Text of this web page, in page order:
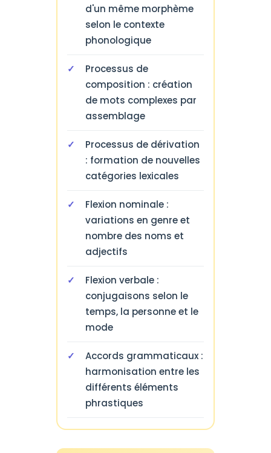
d'un même morphème
selon le contexte
phonologique
Processus de
composition : création
de mots complexes par
assemblage
Processus de dérivation
: formation de nouvelles
catégories lexicales
Flexion nominale :
variations en genre et
nombre des noms et
adjectifs
Flexion verbale :
conjugaisons selon le
temps, la personne et le
mode
Accords grammaticaux :
harmonisation entre les
différents éléments
phrastiques